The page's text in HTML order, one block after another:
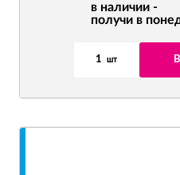
в наличии -
получи в
1 шт